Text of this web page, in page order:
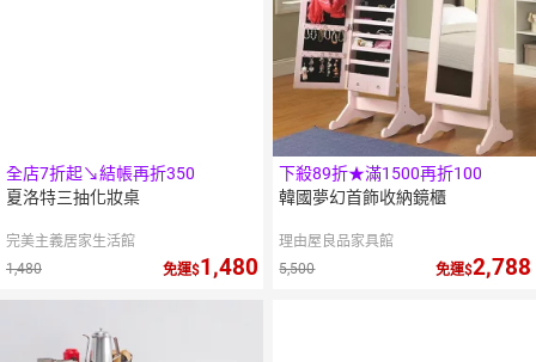
全店7折起↘結帳再折350
夏洛特三抽化妝桌
完美主義居家生活館
1,480
免運 1,480
下殺89折★滿1500再折100
韓國夢幻首飾收納鏡櫃
理由屋良品家具館
5,500
免運 2,788